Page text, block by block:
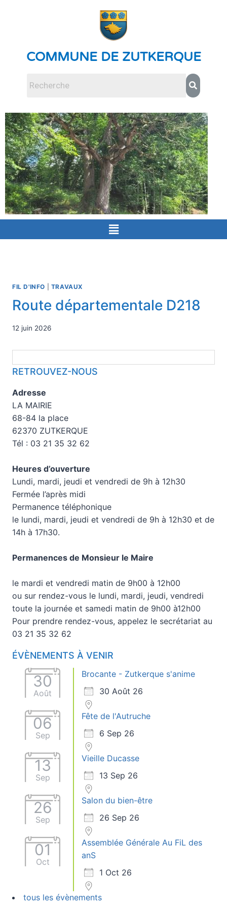
COMMUNE DE ZUTKERQUE
FIL D'INFO TRAVAUX
Route départementale D218
12 juin 2026
RETROUVEZ-NOUS
Adresse
LA MAIRIE
68-84 la place
62370 ZUTKERQUE
Tél : 03 21 35 32 62
Heures d’ouverture
Lundi, mardi, jeudi et vendredi de 9h à 12h30
Fermée l’après midi
Permanence téléphonique
le lundi, mardi, jeudi et vendredi de 9h à 12h30 et de
14h à 17h30.
Permanences de Monsieur le Maire
le mardi et vendredi matin de 9h00 à 12h00
ou sur rendez-vous le lundi, mardi, jeudi, vendredi
toute la journée et samedi matin de 9h00 à12h00
Pour prendre rendez-vous, appelez le secrétariat au
03 21 35 32 62
ÉVÈNEMENTS À VENIR
30
Août
Brocante - Zutkerque s'anime
30 Août 26
06
Sep
Fête de l'Autruche
6 Sep 26
13
Sep
Vieille Ducasse
13 Sep 26
26
Sep
Salon du bien-être
26 Sep 26
01
Oct
Assemblée Générale Au FiL des
anS
1 Oct 26
tous les évènements